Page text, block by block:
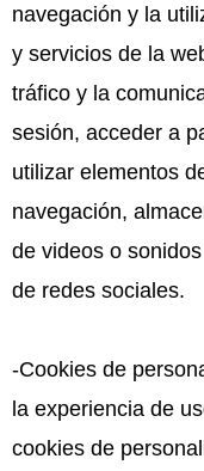
navegación y la
y servicios de la
tráfico y la
sesión, acceder a
utilizar elementos
navegación,
de videos o
de redes sociales.
-Cookies de
la experiencia de
cookies de